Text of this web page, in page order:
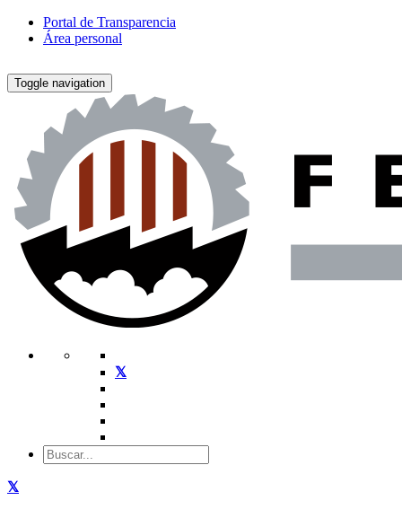
Portal de Transparencia
Área personal
Toggle navigation